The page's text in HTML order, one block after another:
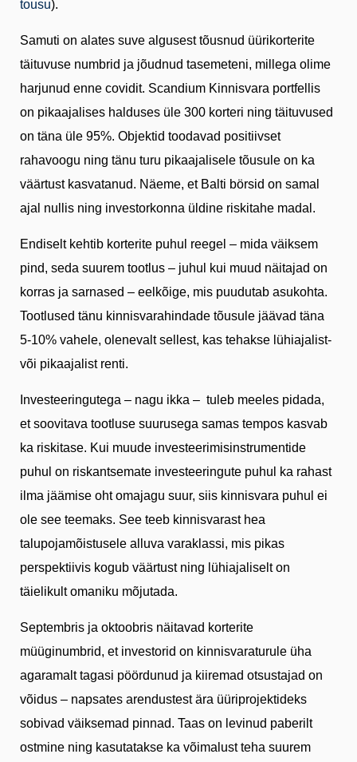
tousu).
Samuti on alates suve algusest tõusnud üürikorterite
täituvuse numbrid ja jõudnud tasemeteni, millega olime
harjunud enne covidit. Scandium Kinnisvara portfellis
on pikaajalises halduses üle 300 korteri ning täituvused
on täna üle 95%. Objektid toodavad positiivset
rahavoogu ning tänu turu pikaajalisele tõusule on ka
väärtust kasvatanud. Näeme, et Balti börsid on samal
ajal nullis ning investorkonna üldine riskitahe madal.
Endiselt kehtib korterite puhul reegel – mida väiksem
pind, seda suurem tootlus – juhul kui muud näitajad on
korras ja sarnased – eelkõige, mis puudutab asukohta.
Tootlused tänu kinnisvarahindade tõusule jäävad täna
5-10% vahele, olenevalt sellest, kas tehakse lühiajalist-
või pikaajalist renti.
Investeeringutega – nagu ikka – tuleb meeles pidada,
et soovitava tootluse suurusega samas tempos kasvab
ka riskitase. Kui muude investeerimisinstrumentide
puhul on riskantsemate investeeringute puhul ka rahast
ilma jäämise oht omajagu suur, siis kinnisvara puhul ei
ole see teemaks. See teeb kinnisvarast hea
talupojamõistusele alluva varaklassi, mis pikas
perspektiivis kogub väärtust ning lühiajaliselt on
täielikult omaniku mõjutada.
Septembris ja oktoobris näitavad korterite
müüginumbrid, et investorid on kinnisvaraturule üha
agaramalt tagasi pöördunud ja kiiremad otsustajad on
võidus – napsates arendustest ära üüriprojektideks
sobivad väiksemad pinnad. Taas on levinud paberilt
ostmine ning kasutatakse ka võimalust teha suurem